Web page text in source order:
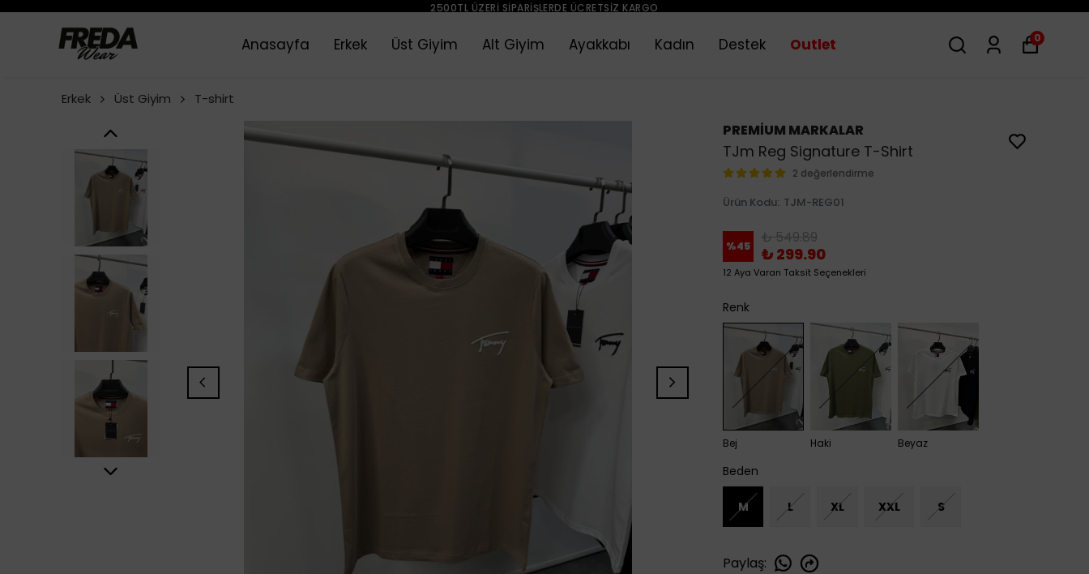
2500TL ÜZERI SIPARIŞLERDE ÜCRETSIZ KARGO
Anasayfa Erkek Üst Giyim Alt Giyim Ayakkabı Kadın Destek Outlet 0
Erkek Üst Giyim T-shirt
PREMİUM MARKALAR
TJm Reg Signature T-Shirt
2 değerlendirme
Ürün Kodu: TJM-REG01
%45 ₺ 549.89
₺ 299.90
12 Aya Varan Taksit Seçenekleri
Renk
Bej Haki Beyaz
Beden
M L XL XXL S
Paylaş: